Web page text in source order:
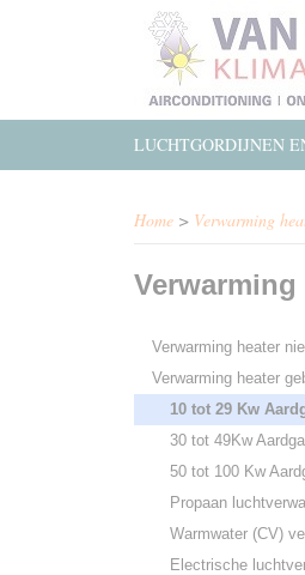
LUCHTGORDIJNEN
Home > Verwarming
Verwarming
Verwarming heater
Verwarming heater
10 tot 29 Kw
30 tot 49Kw
50 tot 100 Kw
Propaan
Warmwater (CV)
Electrische